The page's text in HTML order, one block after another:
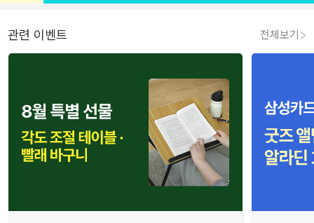
관련 이벤트 전체보기